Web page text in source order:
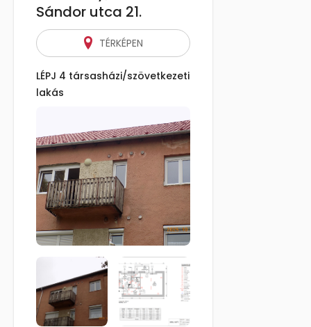
Sándor utca 21.
TÉRKÉPEN
LÉPJ 4 társasházi/szövetkezeti
lakás